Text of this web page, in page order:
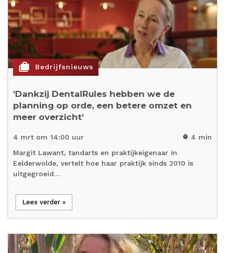
cases Bedrijfsnieuws
'Dankzij DentalRules hebben we de
planning op orde, een betere omzet en
meer overzicht'
4 mrt om 14:00 uur timer 4 min
Margit Lawant, tandarts en praktijkeigenaar in
Eelderwolde, vertelt hoe haar praktijk sinds 2010 is
uitgegroeid…
Lees verder »